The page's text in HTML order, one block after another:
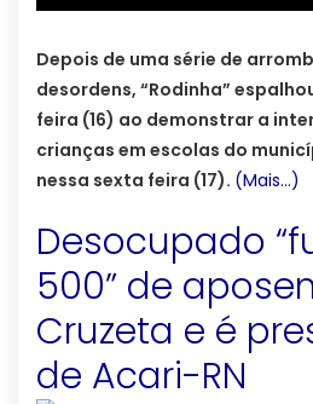
Depois de uma série de
desordens, “Rodinha”
feira (16) ao demonstrar a
crianças em escolas do
nessa sexta feira (17). (Mais…)
Desocupado
500” de
Cruzeta e é
de Acari-RN